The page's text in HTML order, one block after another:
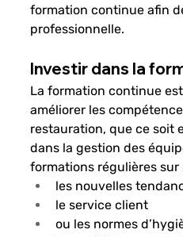
formation continue afin
professionnelle.
Investir dans la
La formation continue
améliorer les
restauration, que ce soit
dans la gestion des
formations régulières sur
les nouvelles
le service client
ou les normes